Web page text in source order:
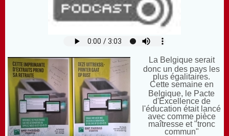
La Belgique serait
donc un des pays les
plus égalitaires.
Cette semaine en
Belgique, le Pacte
d'Excellence de
l'éducation était lancé
avec comme pièce
maîtresse et "tronc
commun"